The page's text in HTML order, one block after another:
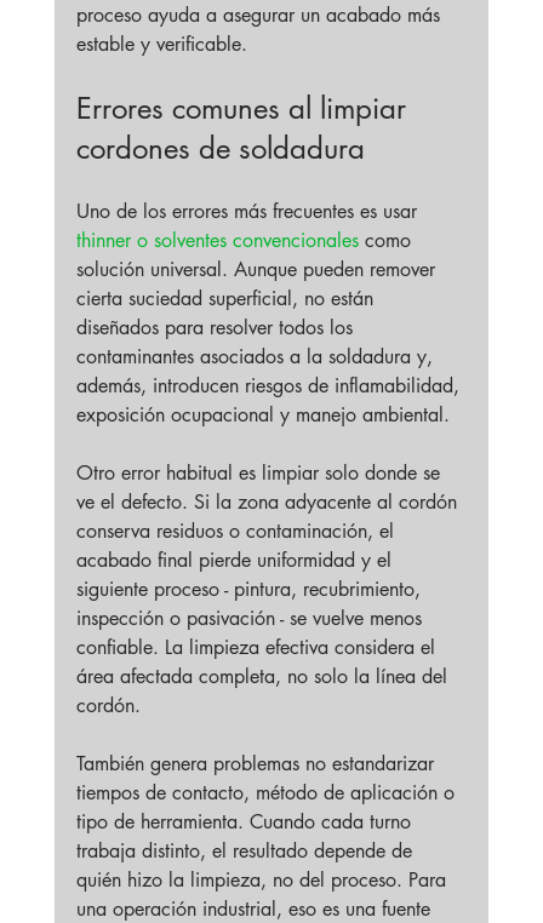
proceso ayuda a asegurar un acabado más
estable y verificable.
Errores comunes al limpiar
cordones de soldadura
Uno de los errores más frecuentes es usar
thinner o solventes convencionales como
solución universal. Aunque pueden remover
cierta suciedad superficial, no están
diseñados para resolver todos los
contaminantes asociados a la soldadura y,
además, introducen riesgos de inflamabilidad,
exposición ocupacional y manejo ambiental.
Otro error habitual es limpiar solo donde se
ve el defecto. Si la zona adyacente al cordón
conserva residuos o contaminación, el
acabado final pierde uniformidad y el
siguiente proceso - pintura, recubrimiento,
inspección o pasivación - se vuelve menos
confiable. La limpieza efectiva considera el
área afectada completa, no solo la línea del
cordón.
También genera problemas no estandarizar
tiempos de contacto, método de aplicación o
tipo de herramienta. Cuando cada turno
trabaja distinto, el resultado depende de
quién hizo la limpieza, no del proceso. Para
una operación industrial, eso es una fuente